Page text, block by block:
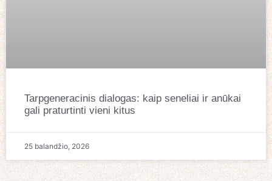
Tarpgeneracinis dialogas: kaip seneliai ir anūkai
gali praturtinti vieni kitus
25 balandžio, 2026